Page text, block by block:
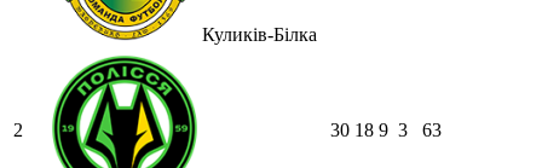
Куликів-Білка
2 30 18 9 3 63